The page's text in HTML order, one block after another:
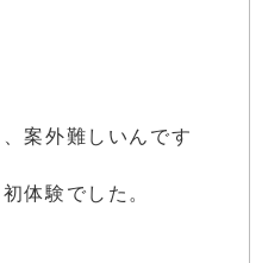
案外難しいんです
体験でした。